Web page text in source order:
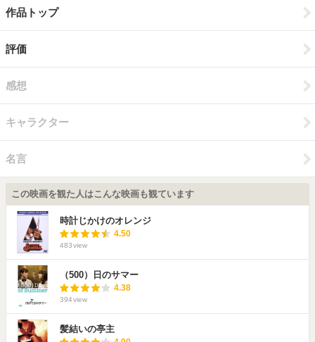
作品トップ
評価
感想
キャラクター
名言
この映画を観た人はこんな映画も観ています
時計じかけのオレンジ
4.50
483view
（500）日のサマー
4.38
394view
髪結いの亭主